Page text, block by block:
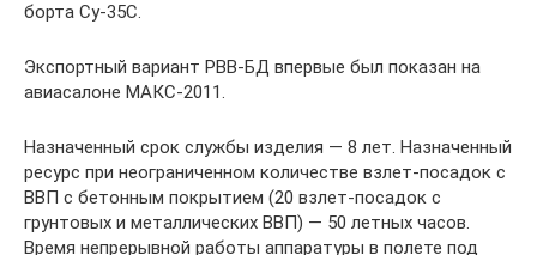
борта Су-35С.
Экспортный вариант РВВ-БД впервые был показан на
авиасалоне МАКС-2011.
Назначенный срок службы изделия — 8 лет. Назначенный
ресурс при неограниченном количестве взлет-посадок с
ВВП с бетонным покрытием (20 взлет-посадок с
грунтовых и металлических ВВП) — 50 летных часов.
Время непрерывной работы аппаратуры в полете под